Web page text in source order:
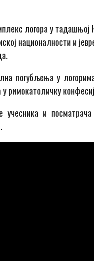
логора у
националности и
погубљења у
римокатоличку
и